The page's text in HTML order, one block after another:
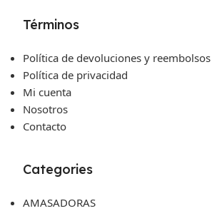
Términos
Política de devoluciones y reembolsos
Política de privacidad
Mi cuenta
Nosotros
Contacto
Categories
AMASADORAS